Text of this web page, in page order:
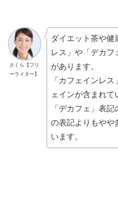
さくら【フリ
ーライター】
ダイエット茶や健
レス」や「デカフ
があります。
「カフェインレ
ェインが含まれて
「デカフェ」表
の表記よりもやや
います。